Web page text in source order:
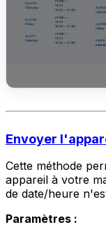
Envoyer
Cette méthode
appareil à votre
de date/heure
Paramètres :